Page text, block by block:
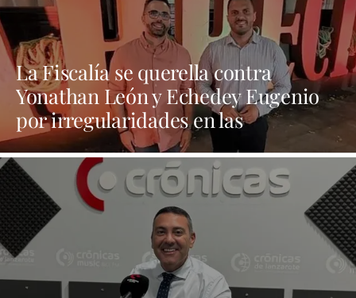
La Fiscalía se querella contra
Yonathan León y Echedey Eugenio
por irregularidades en las
contrataciones de las fiestas